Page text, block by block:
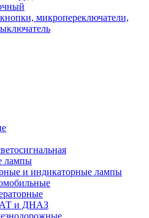
микропереключатели,
лампы
и индикаторные лампы
и ДНАЗ